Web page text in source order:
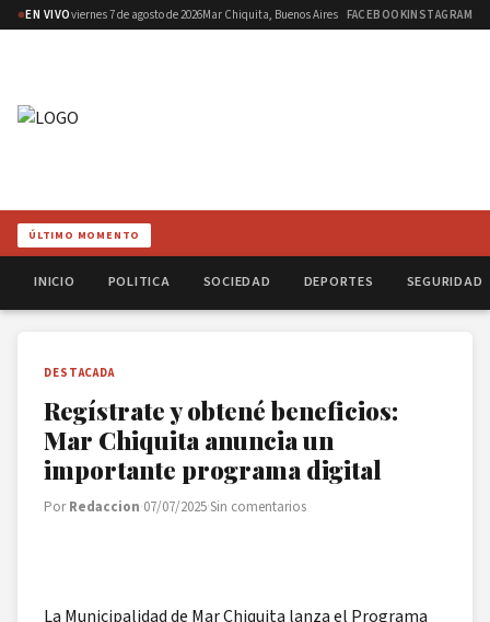
EN VIVOviernes 7 de agosto de 2026Mar Chiquita, Buenos Aires FACEBOOKINSTAGRAM
ÚLTIMO MOMENTO
INICIO POLITICA SOCIEDAD DEPORTES SEGURIDAD
DESTACADA
Regístrate y obtené beneficios:
Mar Chiquita anuncia un
importante programa digital
PorRedaccion·07/07/2025·Sin comentarios
La Municipalidad de Mar Chiquita lanza el Programa